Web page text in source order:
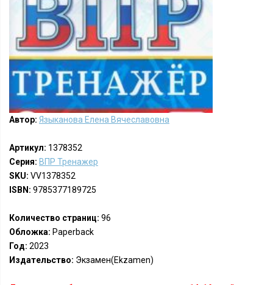
Автор: Языканова Елена Вячеславовна
Артикул: 1378352
Серия: ВПР Тренажер
SKU: VV1378352
ISBN: 9785377189725
Количество страниц: 96
Обложка: Paperback
Год: 2023
Издательство: Экзамен(Ekzamen)